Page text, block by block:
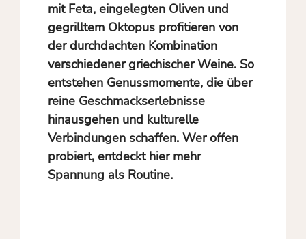
mit Feta, eingelegten Oliven und
gegrilltem Oktopus profitieren von
der durchdachten Kombination
verschiedener griechischer Weine. So
entstehen Genussmomente, die über
reine Geschmackserlebnisse
hinausgehen und kulturelle
Verbindungen schaffen. Wer offen
probiert, entdeckt hier mehr
Spannung als Routine.